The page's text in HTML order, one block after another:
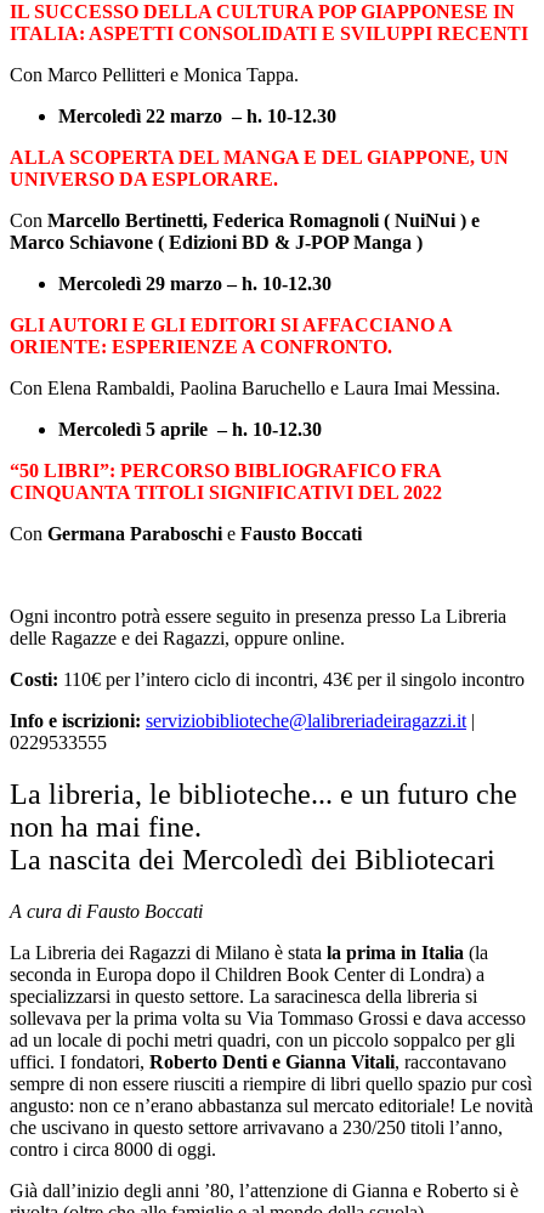
IL SUCCESSO DELLA CULTURA POP GIAPPONESE IN
ITALIA: ASPETTI CONSOLIDATI E SVILUPPI RECENTI
Con Marco Pellitteri e Monica Tappa.
Mercoledì 22 marzo – h. 10-12.30
ALLA SCOPERTA DEL MANGA E DEL GIAPPONE, UN
UNIVERSO DA ESPLORARE.
Con Marcello Bertinetti, Federica Romagnoli ( NuiNui ) e
Marco Schiavone ( Edizioni BD & J-POP Manga )
Mercoledì 29 marzo – h. 10-12.30
GLI AUTORI E GLI EDITORI SI AFFACCIANO A
ORIENTE: ESPERIENZE A CONFRONTO.
Con Elena Rambaldi, Paolina Baruchello e Laura Imai Messina.
Mercoledì 5 aprile – h. 10-12.30
“50 LIBRI”: PERCORSO BIBLIOGRAFICO FRA
CINQUANTA TITOLI SIGNIFICATIVI DEL 2022
Con Germana Paraboschi e Fausto Boccati
Ogni incontro potrà essere seguito in presenza presso La Libreria
delle Ragazze e dei Ragazzi, oppure online.
Costi: 110€ per l’intero ciclo di incontri, 43€ per il singolo incontro
Info e iscrizioni: serviziobiblioteche@lalibreriadeiragazzi.it |
0229533555
La libreria, le biblioteche... e un futuro che
non ha mai fine.
La nascita dei Mercoledì dei Bibliotecari
A cura di Fausto Boccati
La Libreria dei Ragazzi di Milano è stata la prima in Italia (la
seconda in Europa dopo il Children Book Center di Londra) a
specializzarsi in questo settore. La saracinesca della libreria si
sollevava per la prima volta su Via Tommaso Grossi e dava accesso
ad un locale di pochi metri quadri, con un piccolo soppalco per gli
uffici. I fondatori, Roberto Denti e Gianna Vitali, raccontavano
sempre di non essere riusciti a riempire di libri quello spazio pur così
angusto: non ce n’erano abbastanza sul mercato editoriale! Le novità
che uscivano in questo settore arrivavano a 230/250 titoli l’anno,
contro i circa 8000 di oggi.
Già dall’inizio degli anni ’80, l’attenzione di Gianna e Roberto si è